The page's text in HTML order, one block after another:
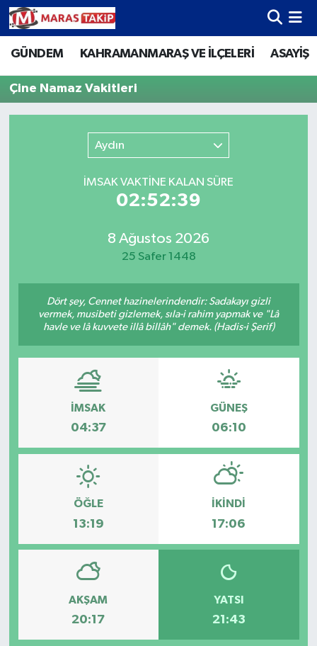
GÜNDEM KAHRAMANMARAŞ VE İLÇELERİ ASAYİŞ
Çine Namaz Vakitleri
Aydın
İMSAK VAKTİNE KALAN SÜRE
02:52:39
8 Ağustos 2026
25 Safer 1448
Dört şey, Cennet hazinelerindendir: Sadakayı gizli
vermek, musibeti gizlemek, sıla-i rahim yapmak ve "Lâ
havle ve lâ kuvvete illâ billâh" demek. (Hadis-i Şerif)
İMSAK
04:37
GÜNEŞ
06:10
ÖĞLE
13:19
İKINDI
17:06
AKŞAM
20:17
YATSI
21:43
Kahramanmaraş Nöbetçi Eczaneler
Kahramanmaraş Hava Durumu
Kahramanmaraş Trafik Yoğunluk Haritası
Süper Lig Puan Durumu ve Fikstür
Tüm Manşetler
Haber Arşivi